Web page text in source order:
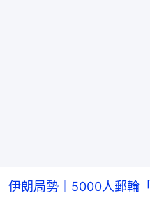
伊朗局勢｜5000人郵輪